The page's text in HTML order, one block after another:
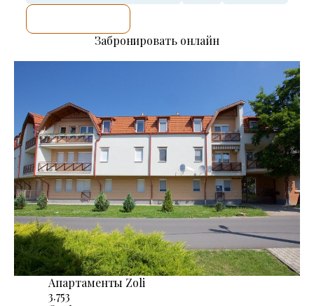
Забронировать онлайн
Апартаменты Zoli
3.753